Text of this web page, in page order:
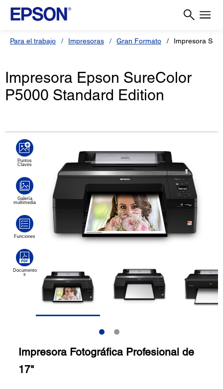
Para el trabajo Impresoras Gran Formato Impresora
Impresora Epson SureColor
P5000 Standard Edition
Impresora Fotográfica Profesional de
17"